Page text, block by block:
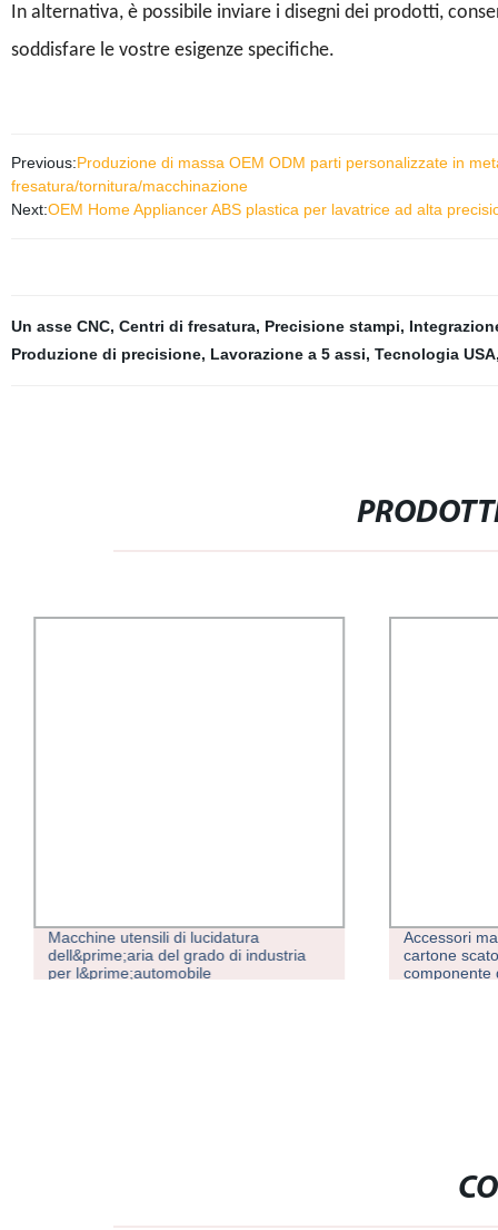
In alternativa, è possibile inviare i disegni dei prodotti,
soddisfare le vostre esigenze specifiche.
Previous:Produzione di massa OEM ODM parti personalizzate in
fresatura/tornitura/macchinazione
Next:OEM Home Appliancer ABS plastica per lavatrice ad alta
Un asse CNC, Centri di fresatura, Precisione stampi,
Produzione di precisione, Lavorazione a 5 assi, Tecnologia USA
Macchine utensili di lucidatura
dell&prime;aria del grado di industria
per l&prime;automobile
Accessori
cartone
componente